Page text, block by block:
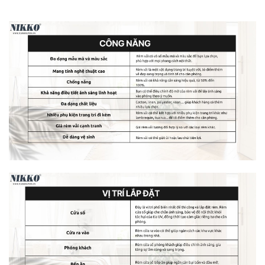
độ sáng trong căn phòng.
có thể tạo ra không gian sáng
tạo và phong cách cho phòng làm việc hoặc phòng trẻ
trong phòng ngủ để tạo ra một không gian nghỉ ngơi
thoải mái và yên bình.
Rèm vải màu xanh dương phù hợp với những
không gian nào?
Rèm cửa vải màu xanh dương là một lựa chọn tuyệt vời
cho việc trang trí nội thất, mang lại không gian sống tươi
mới và thoải mái. Sản phẩm này có thể kết hợp tốt với
nhiều loại màu tường khác nhau, tạo ra những hiệu ứng
trang trí độc đáo và phù hợp với nhiều phong cách trang trí
khác nhau. Dưới đây là một số loại tường màu phù hợp
với rèm cửa vải màu xanh dương:
1. Tường trắng